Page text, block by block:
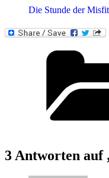
Die Stunde der
3 Antworten auf